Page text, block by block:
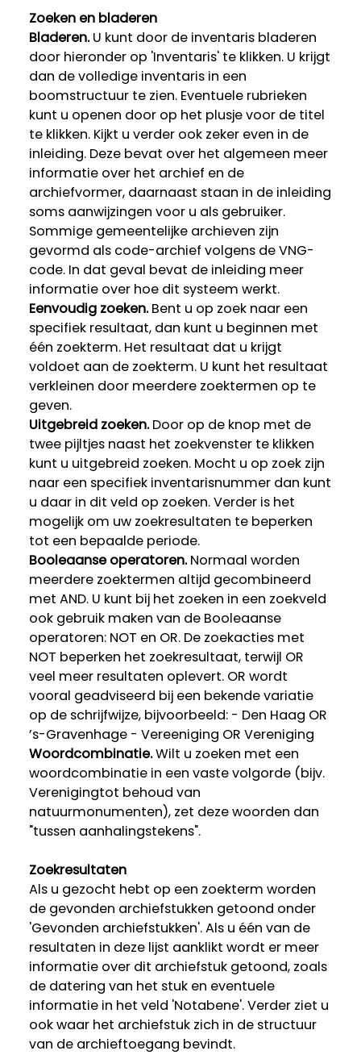
Zoeken en bladeren
Bladeren.U kunt door de inventaris bladeren
door hieronder op 'Inventaris' te klikken. U krijgt
dan de volledige inventaris in een
boomstructuur te zien. Eventuele rubrieken
kunt u openen door op het plusje voor de titel
te klikken. Kijkt u verder ook zeker even in de
inleiding. Deze bevat over het algemeen meer
informatie over het archief en de
archiefvormer, daarnaast staan in de inleiding
soms aanwijzingen voor u als gebruiker.
Sommige gemeentelijke archieven zijn
gevormd als code-archief volgens de VNG-
code. In dat geval bevat de inleiding meer
informatie over hoe dit systeem werkt.
Eenvoudig zoeken.Bent u op zoek naar een
specifiek resultaat, dan kunt u beginnen met
één zoekterm. Het resultaat dat u krijgt
voldoet aan de zoekterm. U kunt het resultaat
verkleinen door meerdere zoektermen op te
geven.
Uitgebreid zoeken.Door op de knop met de
twee pijltjes naast het zoekvenster te klikken
kunt u uitgebreid zoeken. Mocht u op zoek zijn
naar een specifiek inventarisnummer dan kunt
u daar in dit veld op zoeken. Verder is het
mogelijk om uw zoekresultaten te beperken
tot een bepaalde periode.
Booleaanse operatoren.Normaal worden
meerdere zoektermen altijd gecombineerd
met AND. U kunt bij het zoeken in een zoekveld
ook gebruik maken van de Booleaanse
operatoren: NOT en OR. De zoekacties met
NOT beperken het zoekresultaat, terwijl OR
veel meer resultaten oplevert. OR wordt
vooral geadviseerd bij een bekende variatie
op de schrijfwijze, bijvoorbeeld: - Den Haag OR
’s-Gravenhage - Vereeniging OR Vereniging
Woordcombinatie.Wilt u zoeken met een
woordcombinatie in een vaste volgorde (bijv.
Verenigingtot behoud van
natuurmonumenten), zet deze woorden dan
"tussen aanhalingstekens".
Zoekresultaten
Als u gezocht hebt op een zoekterm worden
de gevonden archiefstukken getoond onder
'Gevonden archiefstukken'. Als u één van de
resultaten in deze lijst aanklikt wordt er meer
informatie over dit archiefstuk getoond, zoals
de datering van het stuk en eventuele
informatie in het veld 'Notabene'. Verder ziet u
ook waar het archiefstuk zich in de structuur
van de archieftoegang bevindt.